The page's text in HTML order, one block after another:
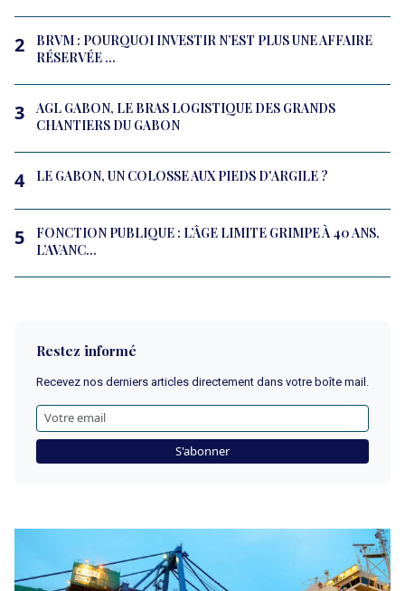
2
BRVM : POURQUOI INVESTIR N’EST PLUS UNE AFFAIRE
RÉSERVÉE ...
3
AGL GABON, LE BRAS LOGISTIQUE DES GRANDS
CHANTIERS DU GABON
4 LE GABON, UN COLOSSE AUX PIEDS D'ARGILE ?
5
FONCTION PUBLIQUE : L’ÂGE LIMITE GRIMPE À 40 ANS,
L’AVANC...
Restez informé
Recevez nos derniers articles directement dans votre boîte mail.
S'abonner